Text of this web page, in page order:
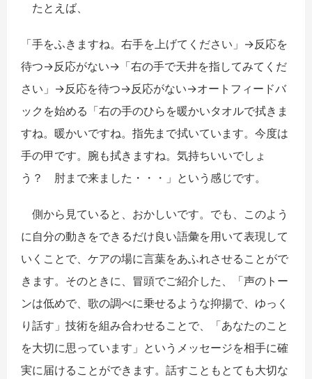
たとえば、
「手をふきますね。右手を上げてください」→反応を
待つ→反応がない→「右の手で天井を指してみてくだ
さい」→反応を待つ→反応がない→オートフィードバ
ックを始める「右の手のひらを暖かいタオルで拭きま
すね。暖かいですね。指先まで拭いています。今度は
手の甲です。腕も拭きますね。気持ちいいでしょ
う？ 肘まで来ました・・・」という感じです。
側から見ていると、おかしいです。でも、このよう
に自分の動きをできるだけ良い語彙を用いて表現して
いくことで、ケアの場に言葉をあふれさせることがで
きます。そのときに、冒頭でご紹介した、「声のトー
ンは低めで、歌の調べに乗せるような抑揚で、ゆっく
り話す」技術を組み合わせることで、「あなたのこと
を大切に思っています」というメッセージを相手に確
実に届けることができます。話すこともとても大切な